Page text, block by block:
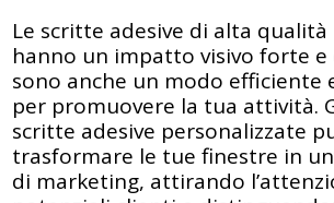
Le scritte adesive di alta
hanno un impatto visivo forte
sono anche un modo efficiente
per promuovere la tua attività.
scritte adesive personalizzate
trasformare le tue finestre in
di marketing, attirando